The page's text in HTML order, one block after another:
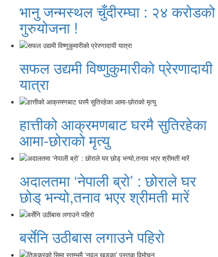
भानु जन्मस्थल चुँदीरम्घा : २४ करोडको
गुरुयोजना !
सफल उद्यमी विष्णुकुमारीको प्रेरणादायी
यात्रा
हात्तीको आक्रमणबाट घरमै सुतिरहेका
आमा-छोराको मृत्यु
अदालतमा ‘नेपाली ब्रो’ : छोराले घर
छोड् भन्यो,तनाव भएर श्रीमती मारें
बर्सेनि उठीबास लगाउने पहिरो